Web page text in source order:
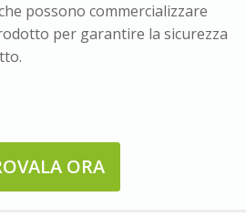
possono commercializzare
per garantire la sicurezza
ORA